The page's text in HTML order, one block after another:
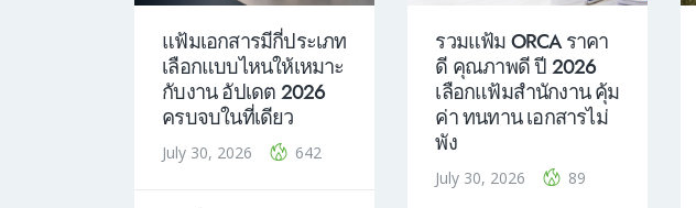
แฟ้มเอกสารมีกี่ประเภท
เลือกแบบไหนให้เหมาะ
กับงาน อัปเดต 2026
ครบจบในที่เดียว
July 30, 2026 642
รวมแฟ้ม ORCA ราคา
ดี คุณภาพดี ปี 2026
เลือกแฟ้มสำนักงาน คุ้ม
ค่า ทนทาน เอกสารไม่
พัง
July 30, 2026 89